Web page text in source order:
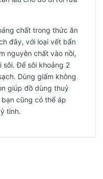
chất trong thức ăn
đây, với loại vết bẩn
nguyên chất vào nồi,
sôi. Để sôi khoảng 2
Dùng giấm không
giúp đồ dùng thuỷ
cũng có thể áp
tinh.